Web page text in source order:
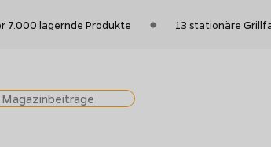
7.000 lagernde Produkte 13 stationäre